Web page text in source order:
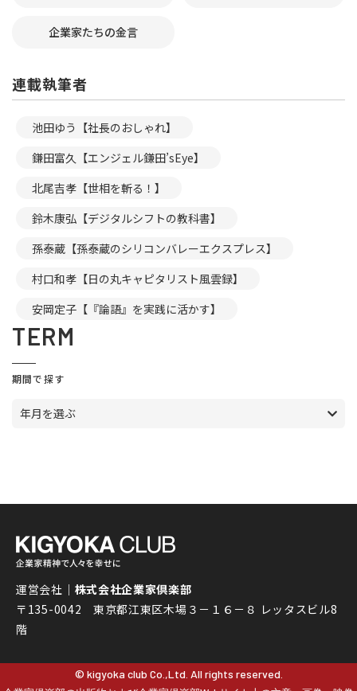
企業家たちの金言
連載執筆者
池田ゆう【社長のおしゃれ】
鎌田富久【エンジェル鎌田’sEye】
北尾吉孝【世相を斬る！】
鈴木康弘【デジタルシフトの教科書】
孫泰蔵【孫泰蔵のシリコンバレーエクスプレス】
村口和孝【日の丸キャピタリスト風雲録】
安岡定子【『論語』を実践に活かす】
TERM
期間で探す
年月を選ぶ
運営会社｜ 株式会社企業家倶楽部
〒135-0042 東京都江東区木場３－１６－８ レッタスビル8
階
© kigyoka club Co.,Ltd. All rights reserved.